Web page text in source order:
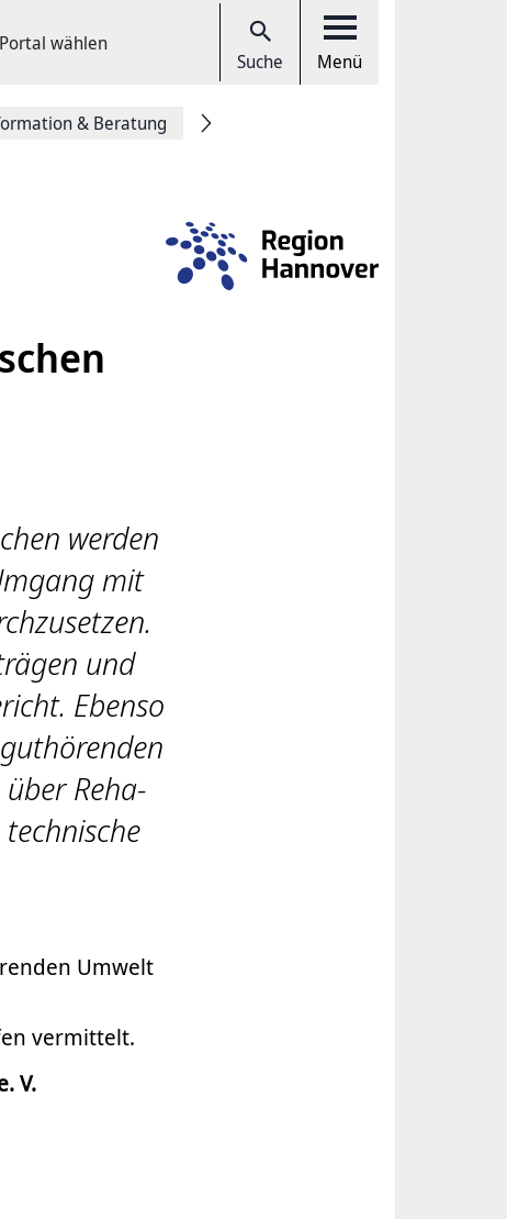
Portal wählen
Suche Menü
& Beratung
werden
mit
und
Ebenso
Reha-
Umwelt
vermittelt.
V.